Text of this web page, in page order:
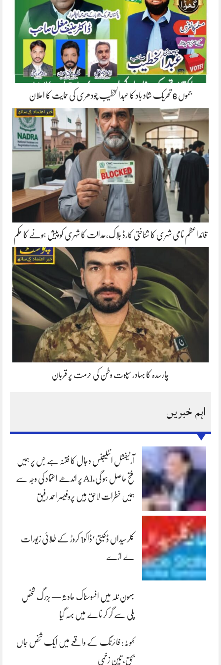
جموں 6 تحریک شاد باد کا عبدالخطیب چودھری کی حمایت کا اعلان
قائداعظم نامی شہری کا شناختی کارڈ بلاک،عدالت کا شہری کو پیش ہونے کا حکم
چارسدہ کا بہادر سپوت وطن کی حرمت پر قربان
اہم خبریں
آرٹیفشل انٹلیجنس دجال کا فتنہ ہے جس پر ہمیں
فتح حاصل ہو گی،AI پر اندھے اعتماد کی وجہ سے
ہمیں خطرات لاحق ہیں پروفیسر احمد رفیق
کلرسیداں ڈکیتی‘ڈاکو1 کروڑ کے طلائی زیورات
لے اڑے
بھون نلہ میں افسوسناک حادثہ — بزرگ شخص
پلی سے گر کر نالے میں بہہ گیا
کہوٹہ: فائرنگ کے واقعے میں ایک شخص جاں
بحق، تین زخمی